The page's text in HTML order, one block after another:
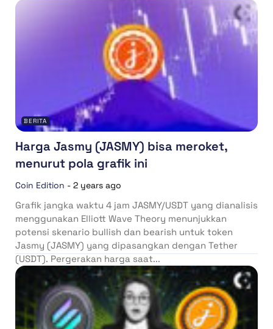
BERITA
Harga Jasmy (JASMY) bisa meroket,
menurut pola grafik ini
Coin Edition - 2 years ago
Grafik jangka waktu 4 jam JASMY/USDT yang dianalisis
menggunakan Elliott Wave Theory menunjukkan
potensi skenario bullish dan bearish untuk token
Jasmy (JASMY) yang dipasangkan dengan Tether
(USDT). Pergerakan harga saat...